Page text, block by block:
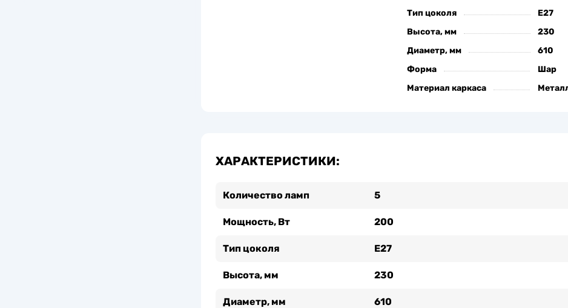
Тип цоколя
Е27
Высота, мм
230
Диаметр, мм
610
Форма
Шар
Материал каркаса
ХАРАКТЕРИСТИКИ:
Количество ламп 5
Мощность, Вт 200
Тип цоколя Е27
Высота, мм 230
Диаметр, мм 610